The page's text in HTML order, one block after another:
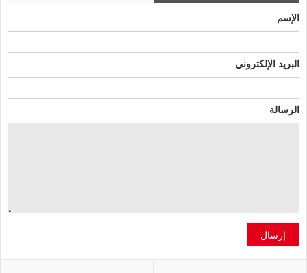
الإسم
البريد الإلكتروني
الرسالة
إرسال